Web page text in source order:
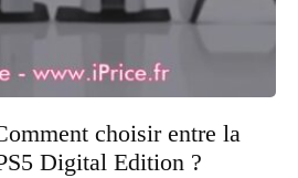
choisir entre la
Digital Edition ?